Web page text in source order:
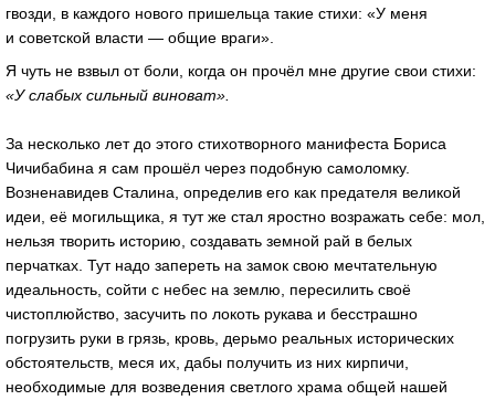
гвозди, в каждого нового пришельца такие стихи: «У меня
и советской власти — общие враги».
Я чуть не взвыл от боли, когда он прочёл мне другие свои стихи:
«У слабых сильный виноват».
За несколько лет до этого стихотворного манифеста Бориса
Чичибабина я сам прошёл через подобную самоломку.
Возненавидев Сталина, определив его как предателя великой
идеи, её могильщика, я тут же стал яростно возражать себе: мол,
нельзя творить историю, создавать земной рай в белых
перчатках. Тут надо запереть на замок свою мечтательную
идеальность, сойти с небес на землю, пересилить своё
чистоплюйство, засучить по локоть рукава и бесстрашно
погрузить руки в грязь, кровь, дерьмо реальных исторических
обстоятельств, меся их, дабы получить из них кирпичи,
необходимые для возведения светлого храма общей нашей